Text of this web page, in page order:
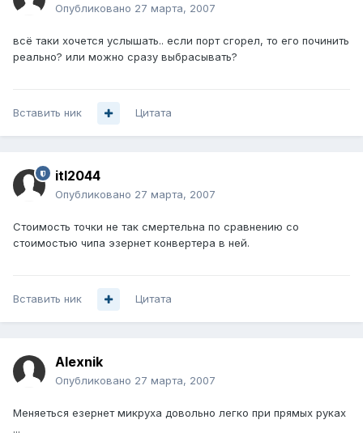
Опубликовано 27 марта, 2007
всё таки хочется услышать.. если порт сгорел, то его починить
реально? или можно сразу выбрасывать?
Вставить ник Цитата
itl2044
Опубликовано 27 марта, 2007
Стоимость точки не так смертельна по сравнению со
стоимостью чипа эзернет конвертера в ней.
Вставить ник Цитата
Alexnik
Опубликовано 27 марта, 2007
Меняеться езернет микруха довольно легко при прямых руках
...